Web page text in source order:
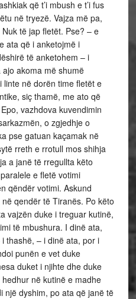
që t’i mbush e t’i fus
në tryezë. Vajza më pa,
të jap fletët. Pse? – e
ata që i anketojmë i
të anketohem – i
akoma më shumë
linte në dorën time fletët e
siç thamë, me ato që
vazhdova kuvendimin
o zgjedhje o
pse gatuan kaçamak në
rreth e rrotull mos shihja
a janë të rregullta këto
e fletë votimi
qëndër votimi. Askund
qendër të Tiranës. Po këto
vajzën duke i treguar kutinë,
të mbushura. I dinë ata,
thashë, – i dinë ata, por i
punën e vet duke
duket i njihte dhe duke
në kutinë e madhe
një dyshim, po ata që janë të